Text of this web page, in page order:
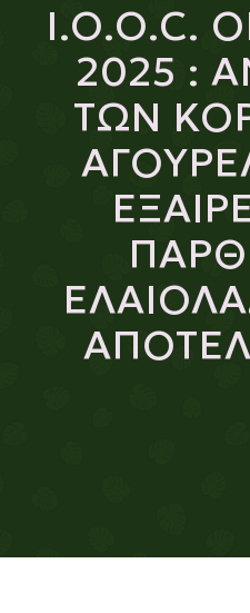
I.O.O.C.
2025 :
ΤΩΝ